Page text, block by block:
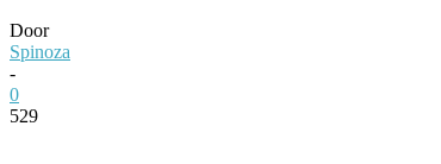
Door
Spinoza
-
0
529